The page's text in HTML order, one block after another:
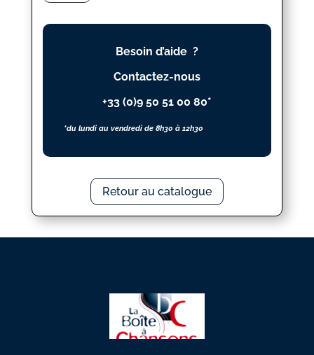
FUTURES
LEGENDES
Besoin d’aide ?
Contactez-nous
+33 (0)9 50 51 00 80*
*du lundi au vendredi de 8h30 à 12h30
Retour au catalogue